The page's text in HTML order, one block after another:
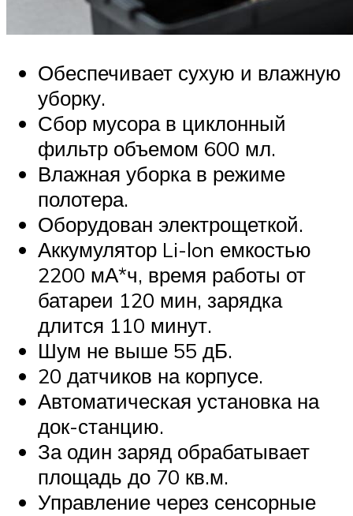
Обеспечивает сухую и влажную
уборку.
Сбор мусора в циклонный
фильтр объемом 600 мл.
Влажная уборка в режиме
полотера.
Оборудован электрощеткой.
Аккумулятор Li-lon емкостью
2200 мА*ч, время работы от
батареи 120 мин, зарядка
длится 110 минут.
Шум не выше 55 дБ.
20 датчиков на корпусе.
Автоматическая установка на
док-станцию.
За один заряд обрабатывает
площадь до 70 кв.м.
Управление через сенсорные